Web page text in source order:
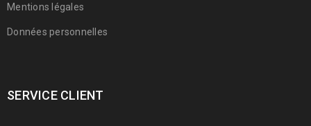
Mentions légales
Données personnelles
SERVICE CLIENT